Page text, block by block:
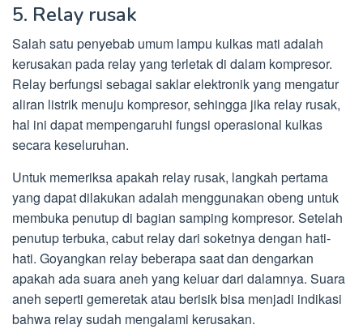
5. Relay rusak
Salah satu penyebab umum lampu kulkas mati adalah
kerusakan pada relay yang terletak di dalam kompresor.
Relay berfungsi sebagai saklar elektronik yang mengatur
aliran listrik menuju kompresor, sehingga jika relay rusak,
hal ini dapat mempengaruhi fungsi operasional kulkas
secara keseluruhan.
Untuk memeriksa apakah relay rusak, langkah pertama
yang dapat dilakukan adalah menggunakan obeng untuk
membuka penutup di bagian samping kompresor. Setelah
penutup terbuka, cabut relay dari soketnya dengan hati-
hati. Goyangkan relay beberapa saat dan dengarkan
apakah ada suara aneh yang keluar dari dalamnya. Suara
aneh seperti gemeretak atau berisik bisa menjadi indikasi
bahwa relay sudah mengalami kerusakan.